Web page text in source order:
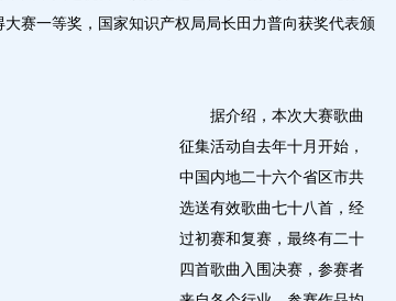
赛一等奖，国家知识产权局局长田力普向获奖代表颁
据介绍，本次大赛歌曲
征集活动自去年十月开始，
中国内地二十六个省区市共
选送有效歌曲七十八首，经
过初赛和复赛，最终有二十
四首歌曲入围决赛，参赛者